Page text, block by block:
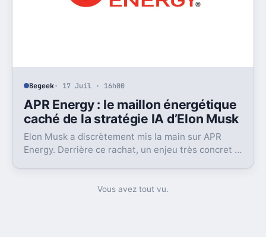
Begeek· 17 Juil · 16h00
APR Energy : le maillon énergétique
caché de la stratégie IA d’Elon Musk
Elon Musk a discrètement mis la main sur APR
Energy. Derrière ce rachat, un enjeu très concret :